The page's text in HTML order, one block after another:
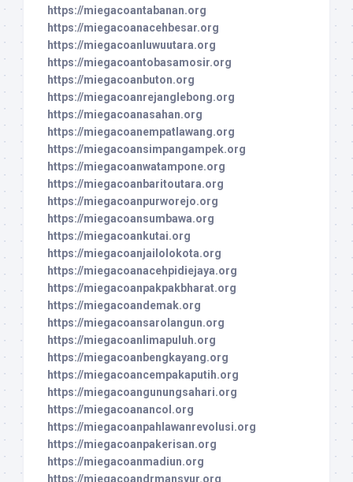
https://miegacoantabanan.org
https://miegacoanacehbesar.org
https://miegacoanluwuutara.org
https://miegacoantobasamosir.org
https://miegacoanbuton.org
https://miegacoanrejanglebong.org
https://miegacoanasahan.org
https://miegacoanempatlawang.org
https://miegacoansimpangampek.org
https://miegacoanwatampone.org
https://miegacoanbaritoutara.org
https://miegacoanpurworejo.org
https://miegacoansumbawa.org
https://miegacoankutai.org
https://miegacoanjailolokota.org
https://miegacoanacehpidiejaya.org
https://miegacoanpakpakbharat.org
https://miegacoandemak.org
https://miegacoansarolangun.org
https://miegacoanlimapuluh.org
https://miegacoanbengkayang.org
https://miegacoancempakaputih.org
https://miegacoangunungsahari.org
https://miegacoanancol.org
https://miegacoanpahlawanrevolusi.org
https://miegacoanpakerisan.org
https://miegacoanmadiun.org
https://miegacoandrmansyur.org